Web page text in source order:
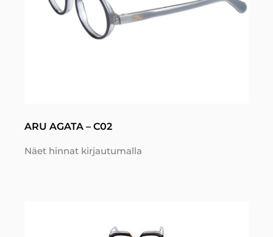
ARU AGATA – C02
Näet hinnat kirjautumalla